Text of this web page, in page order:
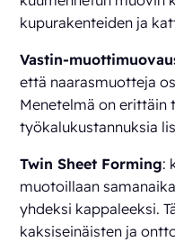
kupurakenteiden ja
Vastin-
että naarasmuotteja
Menetelmä on erittäin
työkalukustannuksia
Twin Sheet Forming:
muotoillaan
yhdeksi kappaleeksi.
kaksiseinäisten ja